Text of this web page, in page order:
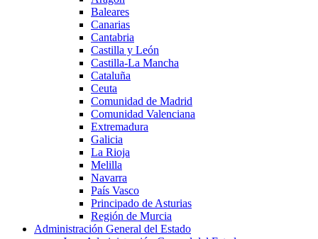
Baleares
Canarias
Cantabria
Castilla y León
Castilla-La Mancha
Cataluña
Ceuta
Comunidad de Madrid
Comunidad Valenciana
Extremadura
Galicia
La Rioja
Melilla
Navarra
País Vasco
Principado de Asturias
Región de Murcia
Administración General del Estado